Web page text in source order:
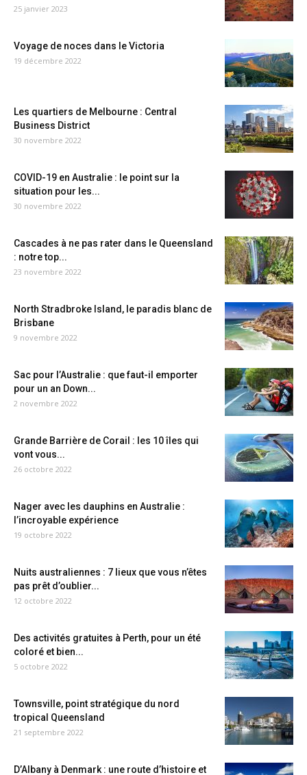
25 janvier 2023
Voyage de noces dans le Victoria
19 décembre 2022
Les quartiers de Melbourne : Central
Business District
30 novembre 2022
COVID-19 en Australie : le point sur la
situation pour les...
30 novembre 2022
Cascades à ne pas rater dans le Queensland
: notre top...
23 novembre 2022
North Stradbroke Island, le paradis blanc de
Brisbane
9 novembre 2022
Sac pour l’Australie : que faut-il emporter
pour un an Down...
2 novembre 2022
Grande Barrière de Corail : les 10 îles qui
vont vous...
26 octobre 2022
Nager avec les dauphins en Australie :
l’incroyable expérience
19 octobre 2022
Nuits australiennes : 7 lieux que vous n’êtes
pas prêt d’oublier...
12 octobre 2022
Des activités gratuites à Perth, pour un été
coloré et bien...
5 octobre 2022
Townsville, point stratégique du nord
tropical Queensland
21 septembre 2022
D’Albany à Denmark : une route d’histoire et